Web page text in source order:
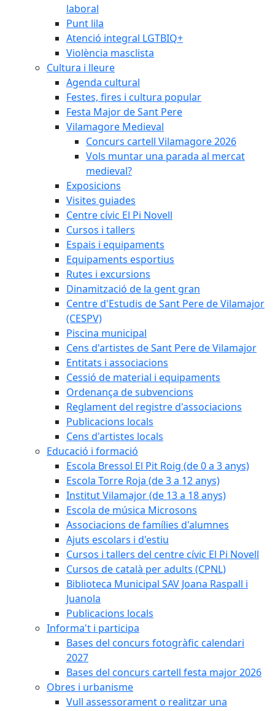
laboral
Punt lila
Atenció integral LGTBIQ+
Violència masclista
Cultura i lleure
Agenda cultural
Festes, fires i cultura popular
Festa Major de Sant Pere
Vilamagore Medieval
Concurs cartell Vilamagore 2026
Vols muntar una parada al mercat
medieval?
Exposicions
Visites guiades
Centre cívic El Pi Novell
Cursos i tallers
Espais i equipaments
Equipaments esportius
Rutes i excursions
Dinamització de la gent gran
Centre d'Estudis de Sant Pere de Vilamajor
(CESPV)
Piscina municipal
Cens d'artistes de Sant Pere de Vilamajor
Entitats i associacions
Cessió de material i equipaments
Ordenança de subvencions
Reglament del registre d'associacions
Publicacions locals
Cens d'artistes locals
Educació i formació
Escola Bressol El Pit Roig (de 0 a 3 anys)
Escola Torre Roja (de 3 a 12 anys)
Institut Vilamajor (de 13 a 18 anys)
Escola de música Microsons
Associacions de famílies d'alumnes
Ajuts escolars i d'estiu
Cursos i tallers del centre cívic El Pi Novell
Cursos de català per adults (CPNL)
Biblioteca Municipal SAV Joana Raspall i
Juanola
Publicacions locals
Informa't i participa
Bases del concurs fotogràfic calendari
2027
Bases del concurs cartell festa major 2026
Obres i urbanisme
Vull assessorament o realitzar una